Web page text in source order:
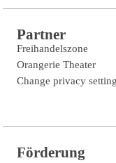
Partner
Freihandelszone
Orangerie Theater
Change privacy
Förderung